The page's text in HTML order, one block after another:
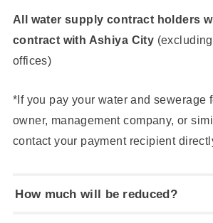
All water supply contract holders
contract with Ashiya City
offices)
*If you pay your water and sewerage
owner, management company, or
contact your payment recipient
How much will be reduced?